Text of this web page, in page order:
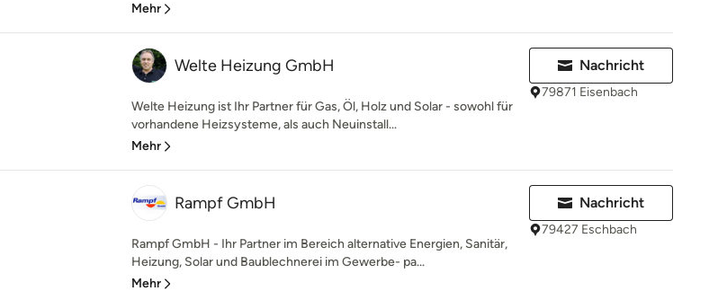
Mehr
Welte Heizung GmbH
Welte Heizung ist Ihr Partner für Gas, Öl, Holz und Solar - sowohl für
vorhandene Heizsysteme, als auch Neuinstall...
Mehr
Nachricht
79871 Eisenbach
Rampf GmbH
Rampf GmbH - Ihr Partner im Bereich alternative Energien, Sanitär,
Heizung, Solar und Baublechnerei im Gewerbe- pa...
Mehr
Nachricht
79427 Eschbach